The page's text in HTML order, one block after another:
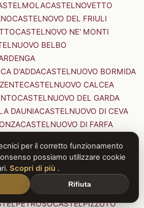
CASTELNOVETTO
CASTELNOVO DEL FRIULI
CASTELNOVO NE' MONTI
BELBO
D'ADDACASTELNUOVO BORMIDA
CASTELNUOVO CALCEA
CASTELNUOVO DEL GARDA
DAUNIACASTELNUOVO DI CEVA
CASTELNUOVO DI FARFA
CASTELNUOVO DON BOSCO
CASTELNUOVO NIGRA
CASTELNUOVO RANGONE
CASTELNUOVO VAL DI CECINA
CASTELPIZZUTO
per il corretto funzionamento
possiamo utilizzare cookie
Scopri di più .
Rifiuta